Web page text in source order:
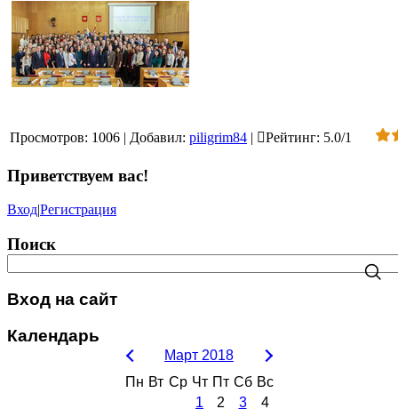
Просмотров: 1006 | Добавил: piligrim84 | Рейтинг: 5.0/1
Приветствуем вас!
Вход|Регистрация
Поиск
Вход на сайт
Календарь
Март 2018
Пн Вт Ср Чт Пт Сб Вс
1
2 3
4